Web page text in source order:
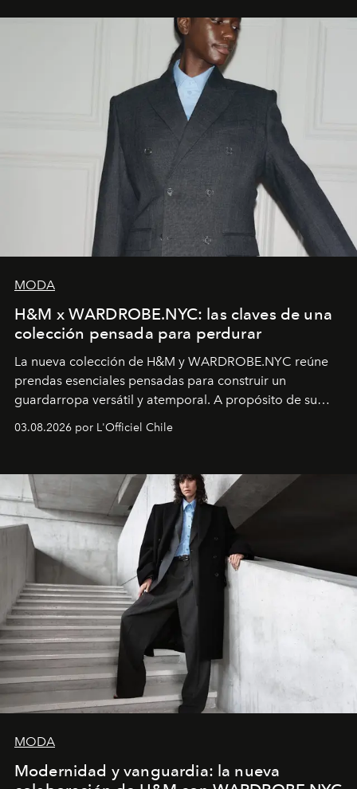
MODA
H&M x WARDROBE.NYC: las claves de una
colección pensada para perdurar
La nueva colección de H&M y WARDROBE.NYC reúne
prendas esenciales pensadas para construir un
guardarropa versátil y atemporal. A propósito de su
lanzamiento, los fundadores de la firma neoyorquina y
la asesora creativa y jefa de diseño global de la marca
y la filosofía detrás de la propuesta.
03.08.2026 por L'Officiel Chile
MODA
Modernidad y vanguardia: la nueva